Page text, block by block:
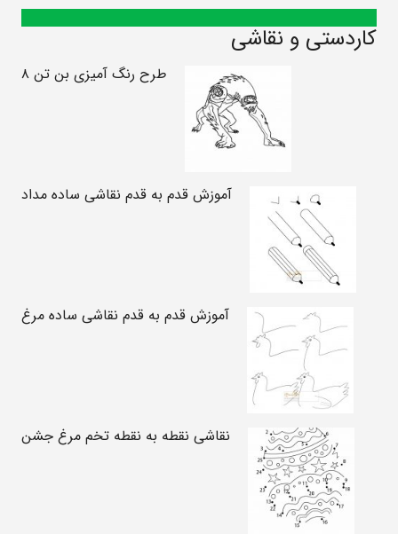
کاردستی و نقاشی
طرح رنگ آمیزی بن تن ۸
آموزش قدم به قدم نقاشی ساده مداد
آموزش قدم به قدم نقاشی ساده مرغ
نقاشی نقطه به نقطه تخم مرغ جشن